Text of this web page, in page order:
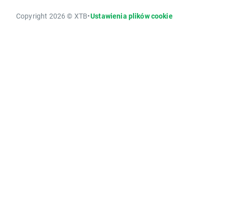
Copyright 2026 © XTB•Ustawienia plików cookie